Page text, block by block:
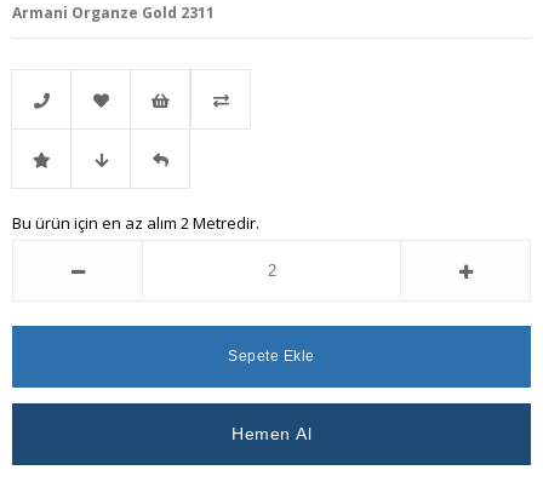
Armani Organze Gold 2311
Telefonla
Sipariş
Favorilere
Ekle
İstek
Listeme
İndirimli Fiyat
Ver
Gelince
Bu ürün için en az alım 2 Metredir.